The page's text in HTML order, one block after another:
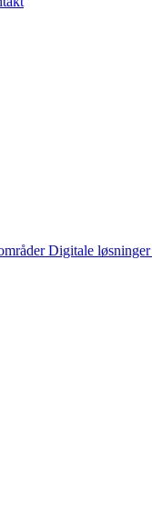
Digitale løsninger